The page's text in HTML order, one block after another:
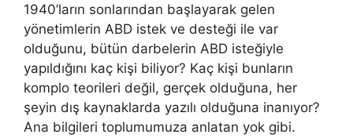
1940’ların sonlarından başlayarak gelen
yönetimlerin ABD istek ve desteği ile var
olduğunu, bütün darbelerin ABD isteğiyle
yapıldığını kaç kişi biliyor? Kaç kişi bunların
komplo teorileri değil, gerçek olduğuna, her
şeyin dış kaynaklarda yazılı olduğuna inanıyor?
Ana bilgileri toplumumuza anlatan yok gibi.